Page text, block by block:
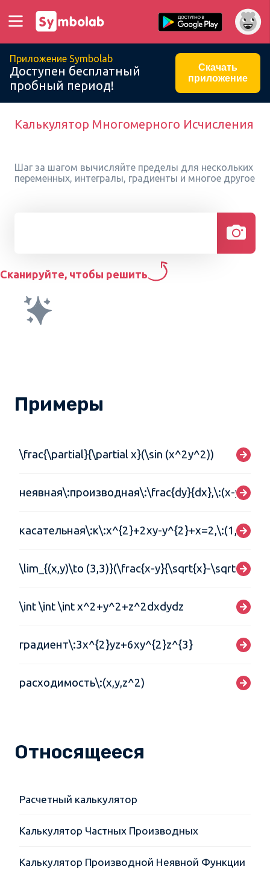
Приложение Symbolab
Доступен бесплатный
пробный период!
Скачать
приложение
Калькулятор Многомерного Исчисления
Шаг за шагом вычисляйте пределы для нескольких
переменных, интегралы, градиенты и многое другое
Сканируйте, чтобы решить
Примеры
\frac{\partial}{\partial x}(\sin (x^2y^2))
неявная\:производная\:\frac{dy}{dx},\:(x-
касательная\:к\:x^{2}+2xy-y^{2}+x=2,\:(1,2)
\lim_{(x,y)\to (3,3)}(\frac{x-y}{\sqrt{x}-\sqrt{y}})
\int \int \int x^2+y^2+z^2dxdydz
градиент\:3x^{2}yz+6xy^{2}z^{3}
расходимость\:(x,y,z^2)
Относящееся
Расчетный калькулятор
Калькулятор Частных Производных
Калькулятор Производной Неявной Функции